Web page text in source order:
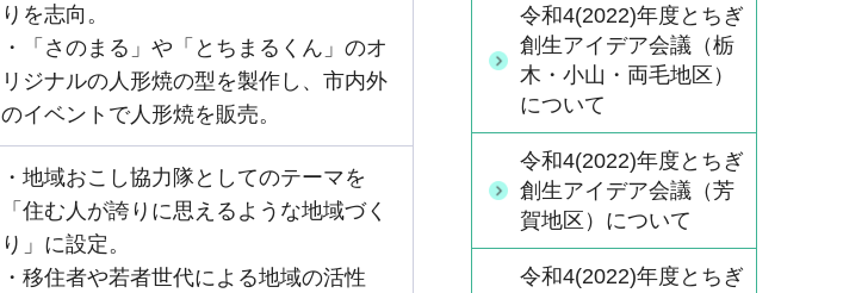
りを志向。
・「さのまる」や「とちまるくん」のオ
リジナルの人形焼の型を製作し、市内外
のイベントで人形焼を販売。
・地域おこし協力隊としてのテーマを
「住む人が誇りに思えるような地域づく
り」に設定。
・移住者や若者世代による地域の活性
令和4(2022)年度とちぎ
創生アイデア会議（栃
木・小山・両毛地区）
について
令和4(2022)年度とちぎ
創生アイデア会議（芳
賀地区）について
令和4(2022)年度とちぎ